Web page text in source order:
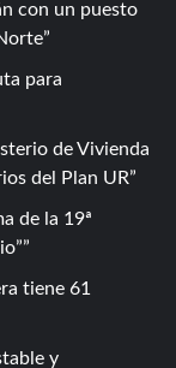
con un puesto
para
de Vivienda
del Plan UR
de la 19ª
tiene 61
y